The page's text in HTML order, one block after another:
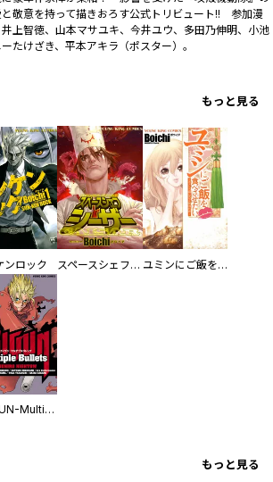
敬意を持って描きおろす公式トリビュート!! 参加漫
上智徳、山本マサユキ、今井ユウ、多田乃伸明、小池
たけざき、平本アキラ（ポスター）。
もっと見る
ンロック スペースシェフシーザー ユミンにご飯を食べさせたい
TRIGUN-Multiple Bullets
もっと見る